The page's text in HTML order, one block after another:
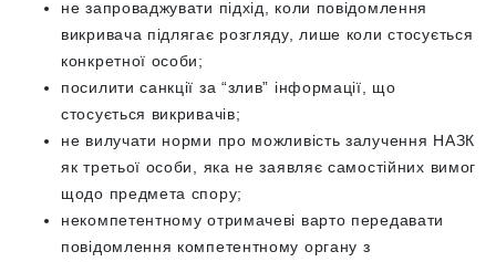
не запроваджувати підхід, коли повідомлення
викривача підлягає розгляду, лише коли стосується
конкретної особи;
посилити санкції за “злив” інформації, що
стосується викривачів;
не вилучати норми про можливість залучення НАЗК
як третьої особи, яка не заявляє самостійних вимог
щодо предмета спору;
некомпетентному отримачеві варто передавати
повідомлення компетентному органу з